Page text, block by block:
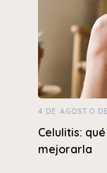
4 DE AGOSTO
Celulitis:
mejorarla